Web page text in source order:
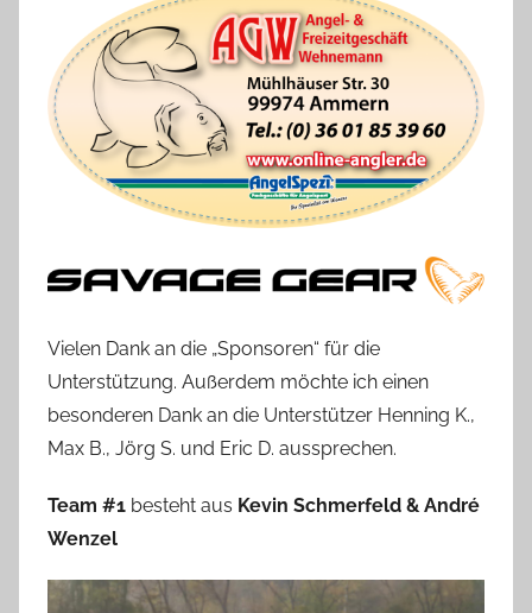
Vielen Dank an die „Sponsoren“ für die
Unterstützung. Außerdem möchte ich einen
besonderen Dank an die Unterstützer Henning K.,
Max B., Jörg S. und Eric D. aussprechen.
Team #1 besteht aus Kevin Schmerfeld & André
Wenzel